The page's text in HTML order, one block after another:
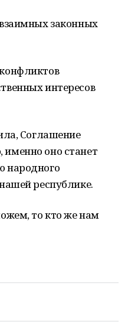
законных
интересов
Соглашение
оно станет
народного
республике.
то кто же нам